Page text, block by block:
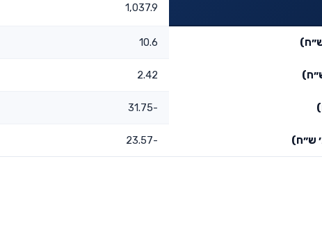
1,037.9
10.6
2.42
-31.75
ש״ח) -23.57